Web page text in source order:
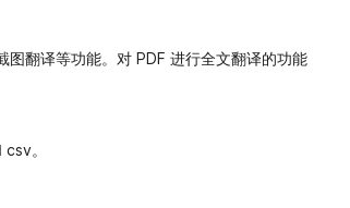
翻译等功能。对 PDF 进行全文翻译的功能
。